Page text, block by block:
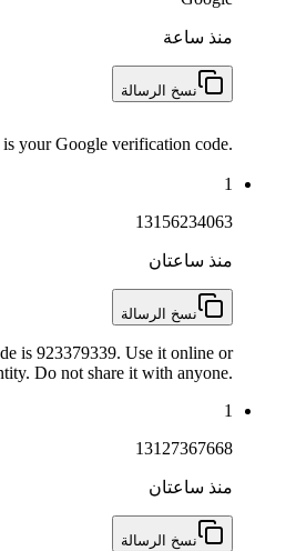
منذ ساعة
نسخ الرسالة
is your Google verification code.
1
13156234063
منذ ساعتان
نسخ الرسالة
is 923379339. Use it online or
Do not share it with anyone.
1
13127367668
منذ ساعتان
نسخ الرسالة